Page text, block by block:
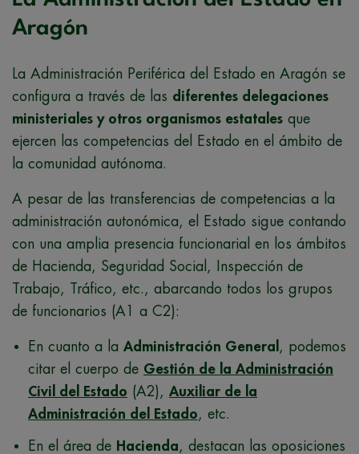
Aragón
La Administración Periférica del Estado en Aragón se
configura a través de las diferentes delegaciones
ministeriales y otros organismos estatales que
ejercen las competencias del Estado en el ámbito de
la comunidad autónoma.
A pesar de las transferencias de competencias a la
administración autonómica, el Estado sigue contando
con una amplia presencia funcionarial en los ámbitos
de Hacienda, Seguridad Social, Inspección de
Trabajo, Tráfico, etc., abarcando todos los grupos
de funcionarios (A1 a C2):
En cuanto a la Administración General , podemos
citar el cuerpo de Gestión de la Administración
Civil del Estado (A2), Auxiliar de la
Administración del Estado, etc.
En el área de Hacienda, destacan las oposiciones